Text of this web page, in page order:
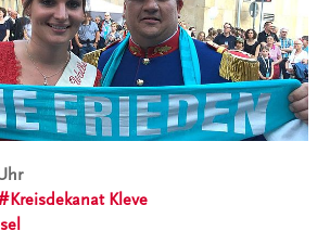
Kreisdekanat Kleve